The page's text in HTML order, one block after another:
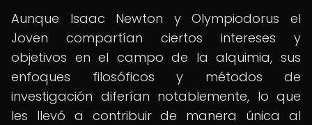
Aunque Isaac Newton y Olympiodorus el
Joven compartían ciertos intereses y
objetivos en el campo de la alquimia, sus
enfoques filosóficos y métodos de
investigación diferían notablemente, lo que
les llevó a contribuir de manera única al